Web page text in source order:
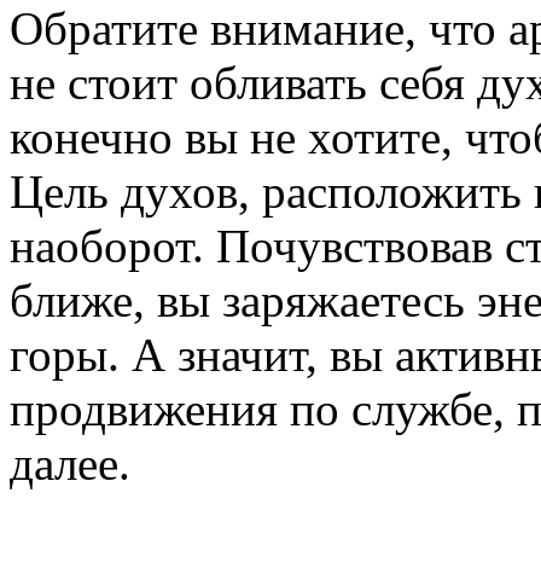
Обратите внимание, что
не стоит обливать себя
конечно вы не хотите,
Цель духов,
наоборот. Почувствовав
ближе, вы заряжаетесь
горы. А значит, вы
продвижения по службе,
далее.